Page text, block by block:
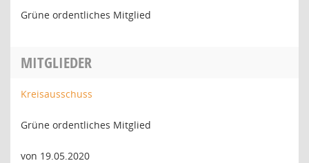
Grüne ordentliches Mitglied
MITGLIEDER
Kreisausschuss
Grüne ordentliches Mitglied
von 19.05.2020